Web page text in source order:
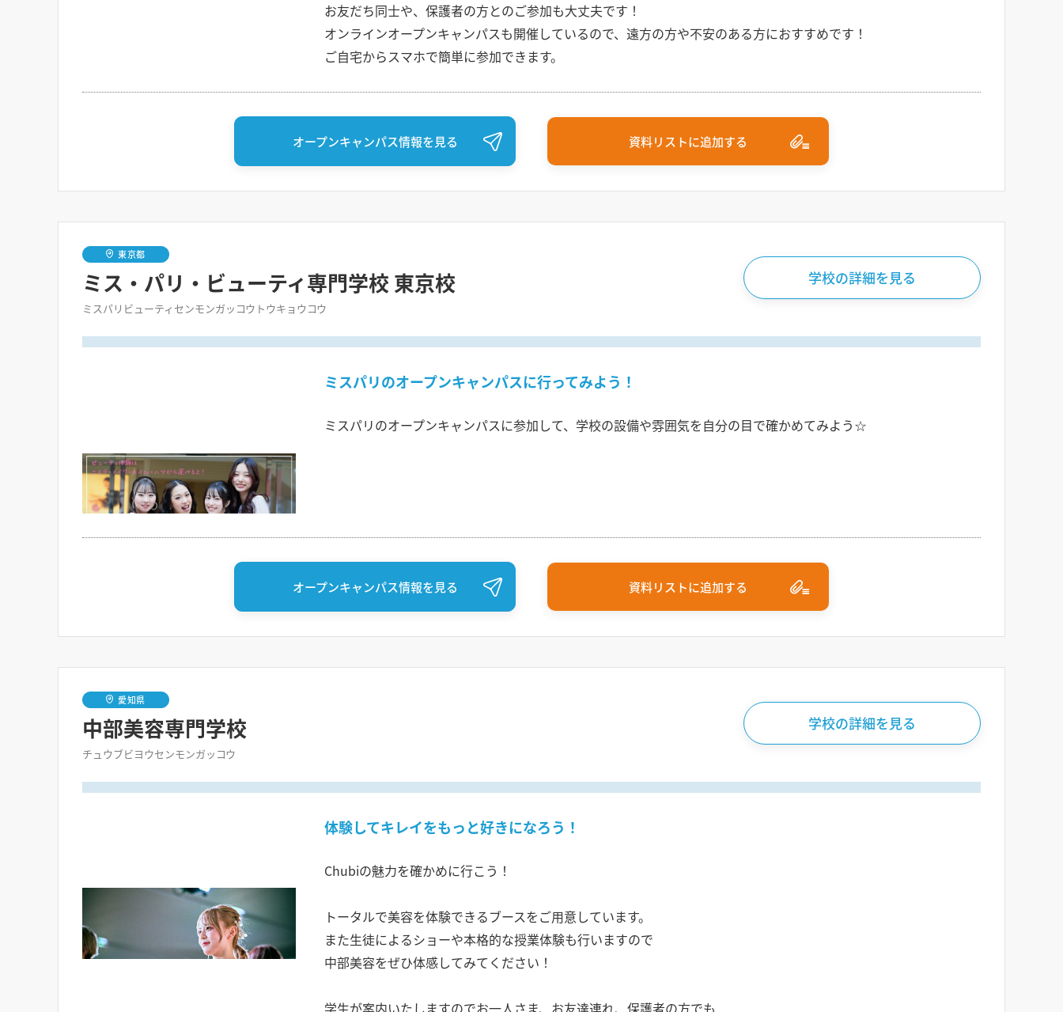
お友だち同士や、保護者の方とのご参加も大丈夫です！
オンラインオープンキャンパスも開催しているので、遠方の方や不安のある方におすすめです！
ご自宅からスマホで簡単に参加できます。
オープンキャンパス情報を見る 資料リストに追加する
東京都
ミス・パリ・ビューティ専門学校 東京校
ミスパリビューティセンモンガッコウトウキョウコウ
学校の詳細を見る
ミスパリのオープンキャンパスに行ってみよう！
ミスパリのオープンキャンパスに参加して、学校の設備や雰囲気を自分の目で確かめてみよう☆
オープンキャンパス情報を見る 資料リストに追加する
愛知県
中部美容専門学校
チュウブビヨウセンモンガッコウ
学校の詳細を見る
体験してキレイをもっと好きになろう！
Chubiの魅力を確かめに行こう！
トータルで美容を体験できるブースをご用意しています。
また生徒によるショーや本格的な授業体験も行いますので
中部美容をぜひ体感してみてください！
学生が案内いたしますのでお一人さま、お友達連れ、保護者の方でも